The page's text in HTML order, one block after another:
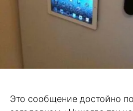
Это сообщение достойно